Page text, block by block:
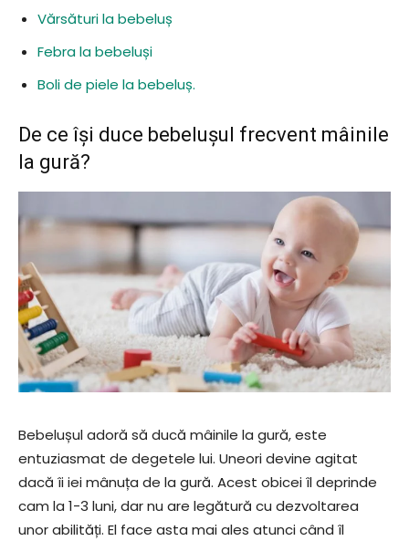
Vărsături la bebeluș
Febra la bebeluși
Boli de piele la bebeluș.
De ce își duce bebelușul frecvent mâinile
la gură?
Bebelușul adoră să ducă mâinile la gură, este
entuziasmat de degetele lui. Uneori devine agitat
dacă îi iei mânuța de la gură. Acest obicei îl deprinde
cam la 1-3 luni, dar nu are legătură cu dezvoltarea
unor abilități. El face asta mai ales atunci când îl